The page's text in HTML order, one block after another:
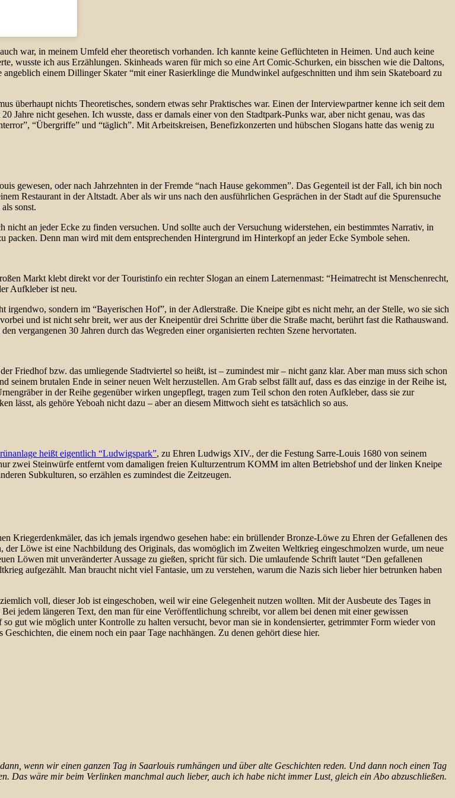
war, in meinem Umfeld eher theoretisch vorhanden. Ich kannte keine Geflüchteten in Heimen. Und auch keine
wusste ich aus Erzählungen. Skinheads waren für mich so eine Art Comic-Schurken, ein bisschen wie die Daltons,
einem Dillinger Skater “mit einer Rasierklinge die Mundwinkel aufgeschnitten und ihm sein Skateboard zu
überhaupt nichts Theoretisches, sondern etwas sehr Praktisches war. Einen der Interviewpartner kenne ich seit dem
nicht gesehen. Ich wusste, dass er damals einer von den Stadtpark-Punks war, aber nicht genau, was das
“Übergriffe” und “täglich”. Mit Arbeitskreisen, Benefizkonzerten und hübschen Slogans hatte das wenig zu
gewesen, oder nach Jahrzehnten in der Fremde “nach Hause gekommen”. Das Gegenteil ist der Fall, ich bin noch
Restaurant in der Altstadt. Aber als wir uns nach den ausführlichen Gesprächen in der Stadt auf die Spurensuche
sonst.
an jeder Ecke zu finden versuchen. Und sollte auch der Versuchung widerstehen, ein bestimmtes Narrativ, in
Denn man wird mit dem entsprechenden Hintergrund im Hinterkopf an jeder Ecke Symbole sehen.
Markt klebt direkt vor der Touristinfo ein rechter Slogan an einem Laternenmast: “Heimatrecht ist Menschenrecht,
Aufkleber ist neu.
sondern im “Bayerischen Hof”, in der Adlerstraße. Die Kneipe gibt es nicht mehr, an der Stelle, wo sie sich
und ist nicht sehr breit, wer aus der Kneipentür drei Schritte über die Straße macht, berührt fast die Rathauswand.
vergangenen 30 Jahren durch das Wegreden einer organisierten rechten Szene hervortaten.
Friedhof bzw. das umliegende Stadtviertel so heißt, ist – zumindest mir – nicht ganz klar. Aber man muss sich schon
seinem brutalen Ende in seiner neuen Welt herzustellen. Am Grab selbst fällt auf, dass es das einzige in der Reihe ist,
in der Reihe gegenüber wirken ungepflegt, tragen zum Teil schon den roten Aufkleber, dass sie zur
lässt, als gehöre Yeboah nicht dazu – aber an diesem Mittwoch sieht es tatsächlich so aus.
heißt eigentlich “Ludwigspark”, zu Ehren Ludwigs XIV., der die Festung Sarre-Louis 1680 von seinem
zwei Steinwürfe entfernt vom damaligen freien Kulturzentrum KOMM im alten Betriebshof und der linken Kneipe
Subkulturen, so erzählen es zumindest die Zeitzeugen.
Kriegerdenkmäler, das ich jemals irgendwo gesehen habe: ein brüllender Bronze-Löwe zu Ehren der Gefallenen des
Löwe ist eine Nachbildung des Originals, das womöglich im Zweiten Weltkrieg eingeschmolzen wurde, um neue
Löwen mit unveränderter Aussage zu gießen, spricht für sich. Die umlaufende Schrift lautet “Den gefallenen
aufgezählt. Man braucht nicht viel Fantasie, um zu verstehen, warum die Nazis sich lieber hier betrunken haben
voll, dieser Job ist eingeschoben, weil wir eine Gelegenheit nutzen wollten. Mit der Ausbeute des Tages in
jedem längeren Text, den man für eine Veröffentlichung schreibt, vor allem bei denen mit einer gewissen
gut wie möglich unter Kontrolle zu halten versucht, bevor man sie in kondensierter, getrimmter Form wieder von
die einem noch ein paar Tage nachhängen. Zu denen gehört diese hier.
wenn wir einen ganzen Tag in Saarlouis rumhängen und über alte Geschichten reden. Und dann noch einen Tag
Das wäre mir beim Verlinken manchmal auch lieber, auch ich habe nicht immer Lust, gleich ein Abo abzuschließen.